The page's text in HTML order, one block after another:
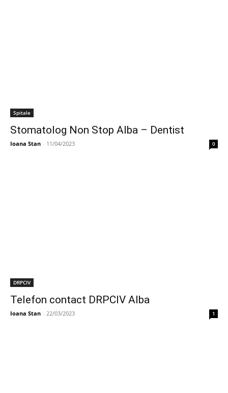
Spitale
Stomatolog Non Stop Alba – Dentist
Ioana Stan - 11/04/2023 0
DRPCIV
Telefon contact DRPCIV Alba
Ioana Stan - 22/03/2023 1